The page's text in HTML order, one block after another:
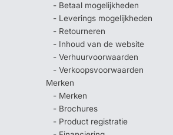
- Betaal mogelijkheden
- Leverings mogelijkheden
- Retourneren
- Inhoud van de website
- Verhuurvoorwaarden
- Verkoopsvoorwaarden
Merken
- Merken
- Brochures
- Product registratie